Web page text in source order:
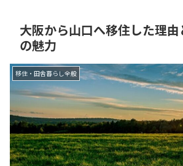
大阪から山口へ移住した理
の魅力
移住・田舎暮らし全般